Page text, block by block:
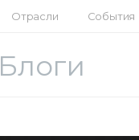
Отрасли События
Блоги